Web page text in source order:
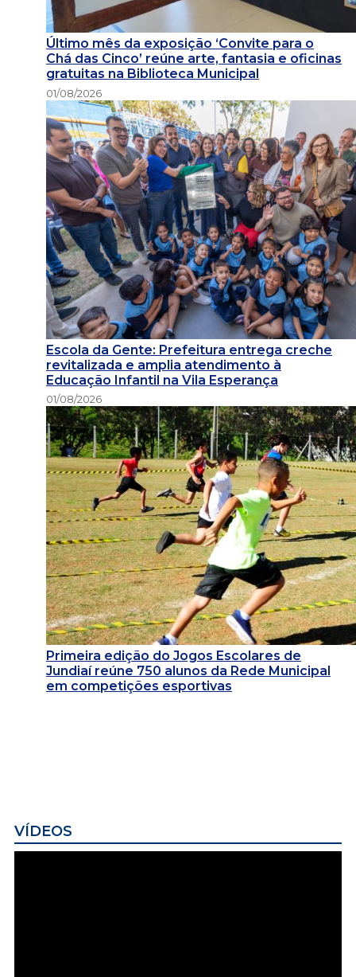
Último mês da exposição ‘Convite para o
Chá das Cinco’ reúne arte, fantasia e oficinas
gratuitas na Biblioteca Municipal
01/08/2026
Escola da Gente: Prefeitura entrega creche
revitalizada e amplia atendimento à
Educação Infantil na Vila Esperança
01/08/2026
Primeira edição do Jogos Escolares de
Jundiaí reúne 750 alunos da Rede Municipal
em competições esportivas
VÍDEOS